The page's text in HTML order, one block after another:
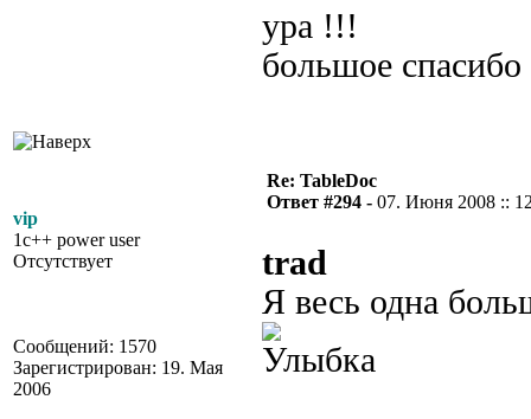
ура !!!
большое спасибо
vip
1c++ power user
Отсутствует
Сообщений: 1570
Зарегистрирован: 19. Мая
2006
Re: TableDoc
Ответ #294 - 07. Июня 2008 ::
trad
Я весь одна